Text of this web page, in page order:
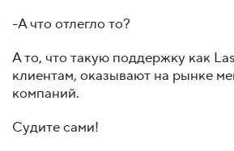
-А что отлегло то?
А то, что такую поддержку как
клиентам, оказывают на рынке
компаний.
Судите сами!